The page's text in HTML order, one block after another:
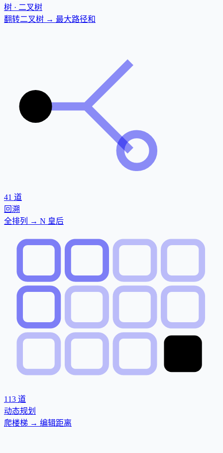
树 · 二叉树
翻转二叉树 → 最大路径和
41 道
回溯
全排列 → N 皇后
113 道
动态规划
爬楼梯 → 编辑距离